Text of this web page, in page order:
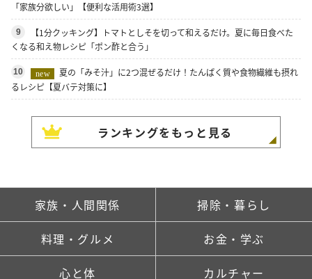
「家族分欲しい」【便利な活用術3選】
9
【1分クッキング】トマトとしそを切って和えるだけ。夏に毎日食べた
くなる和え物レシピ「ポン酢と合う」
10 new
夏の「みそ汁」に2つ混ぜるだけ！たんぱく質や食物繊維も摂れ
るレシピ【夏バテ対策に】
ランキングをもっと見る
家族・人間関係 掃除・暮らし
料理・グルメ お金・学ぶ
心と体 カルチャー